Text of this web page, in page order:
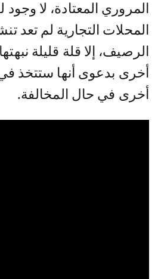
المروري المعتادة، لا
المحلات التجارية لم تعد
الرصيف، إلا قلة قليلة
أخرى بدعوى أنها ستتخذ
أخرى في حال المخالفة.